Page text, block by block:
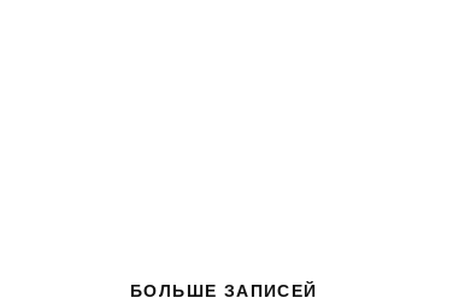
БОЛЬШЕ ЗАПИСЕЙ